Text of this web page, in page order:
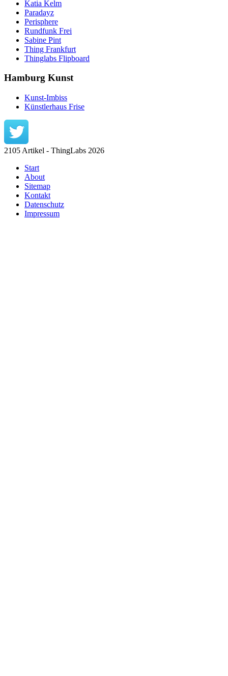
Katia Kelm
Paradayz
Perisphere
Rundfunk Frei
Sabine Pint
Thing Frankfurt
Thinglabs Flipboard
Hamburg Kunst
Kunst-Imbiss
Künstlerhaus Frise
2105 Artikel - ThingLabs 2026
Start
About
Sitemap
Kontakt
Datenschutz
Impressum